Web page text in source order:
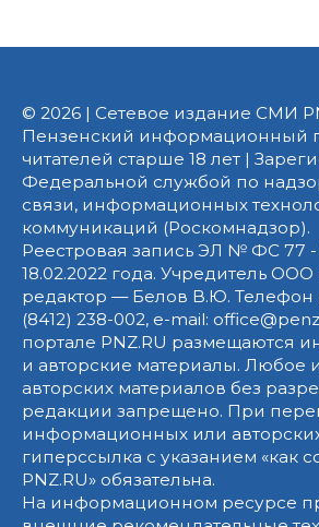
© 2026 | Сетевое издание СМИ
Пензенский информационный
читателей старше 18 лет |
Федеральной службой по
связи, информационных
коммуникаций (Роскомнадзор).
Реестровая запись ЭЛ № ФС 77 -
18.02.2022 года. Учредитель
редактор — Белов В.Ю. Телефон
(8412) 238-002, e-mail:
портале PNZ.RU размещаются
и авторские материалы. Любое
авторских материалов без
редакции запрещено. При
информационных или
гиперссылка с указанием «как
PNZ.RU» обязательна.
На информационном ресурсе